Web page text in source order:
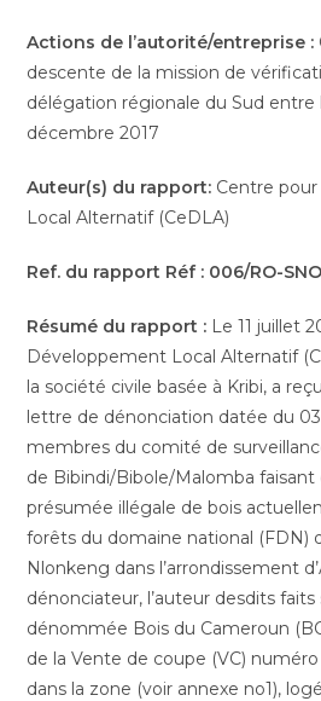
Actions de l’autorité/entreprise :
descente de la mission de
délégation régionale du Sud entre
décembre 2017
Auteur(s) du rapport: Centre
Local Alternatif (CeDLA)
Ref. du rapport Réf : 006/RO-
Résumé du rapport : Le 11 juillet
Développement Local Alternatif
la société civile basée à Kribi, a
lettre de dénonciation datée du
membres du comité de
de Bibindi/Bibole/Malomba faisant
présumée illégale de bois
forêts du domaine national (FDN)
Nlonkeng dans l’arrondissement
dénonciateur, l’auteur desdits faits
dénommée Bois du Cameroun
de la Vente de coupe (VC)
dans la zone (voir annexe no1),